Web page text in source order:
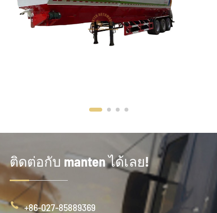
ติดต่อกับ manten ได้เลย!
 +86-027-85889369